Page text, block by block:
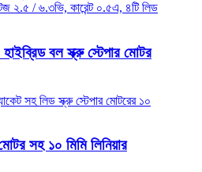
বল স্ক্রু স্টেপার মোটর
সহ ১০ মিমি লিনিয়ার